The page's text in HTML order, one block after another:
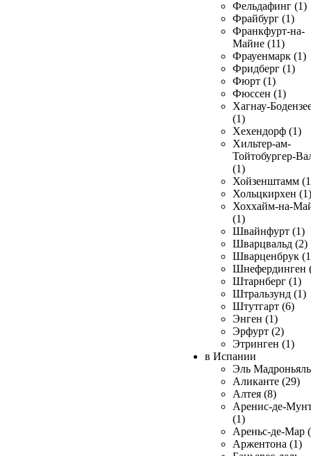
Фельдафинг (1)
Фрайбург (1)
Франкфурт-на-
Майне (11)
Фрауенмарк (1)
Фридберг (1)
Фюрт (1)
Фюссен (1)
Хагнау-
(1)
Хехендорф (1)
Хильтер-ам-
Тойтобургер-
(1)
Хойзенштамм
Хольцкирхен (1)
Хоххайм-на-
(1)
Швайнфурт (1)
Шварцвальд (2)
Шварценбрук
Шнефердинген
Штарнберг (1)
Штральзунд (1)
Штутгарт (6)
Энген (1)
Эрфурт (2)
Этринген (1)
в Испании
Эль
Аликанте (29)
Алтея (8)
Аренис-де-
(1)
Ареньс-де-Мар
Аржентона (1)